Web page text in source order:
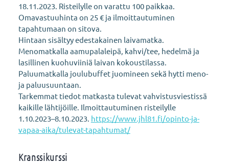
18.11.2023. Risteilylle on varattu 100 paikkaa.
Omavastuuhinta on 25 € ja ilmoittautuminen
tapahtumaan on sitova.
Hintaan sisältyy edestakainen laivamatka.
Menomatkalla aamupalaleipä, kahvi/tee, hedelmä ja
lasillinen kuohuviiniä laivan kokoustilassa.
Paluumatkalla joulubuffet juomineen sekä hytti meno-
ja paluusuuntaan.
Tarkemmat tiedot matkasta tulevat vahvistusviestissä
kaikille lähtijöille. Ilmoittautuminen risteilylle
1.10.2023–8.10.2023. https://www.jhl81.fi/opinto-ja-
vapaa-aika/tulevat-tapahtumat/
Kranssikurssi